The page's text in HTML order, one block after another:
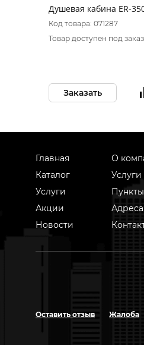
Душевая кабина ER-
Код товара: 071287
Товар доступен под заказ
Заказать
Главная
Каталог
Услуги
Акции
Новости
О
Оставить отзыв Жалоба